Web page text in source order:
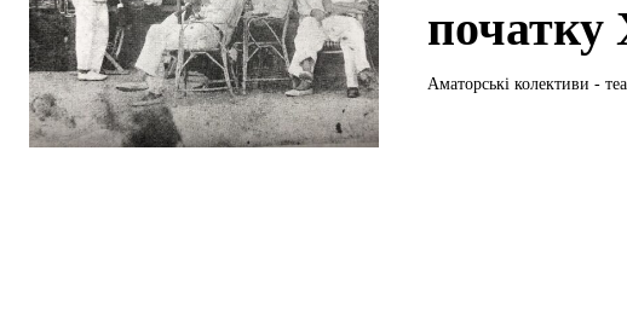
початку
Аматорські колективи -